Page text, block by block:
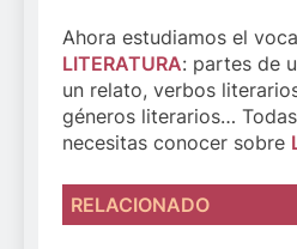
Ahora estudiamos el
LITERATURA: partes de
un relato, verbos
géneros literarios…
necesitas conocer sobre
RELACIONADO